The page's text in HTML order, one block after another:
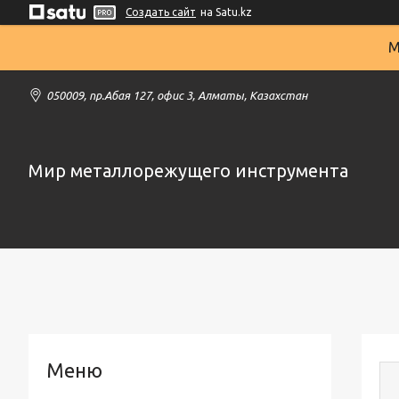
Создать сайт на Satu.kz
050009, пр.Абая 127, офис 3, Алматы, Казахстан
Мир металлорежущего инструмента